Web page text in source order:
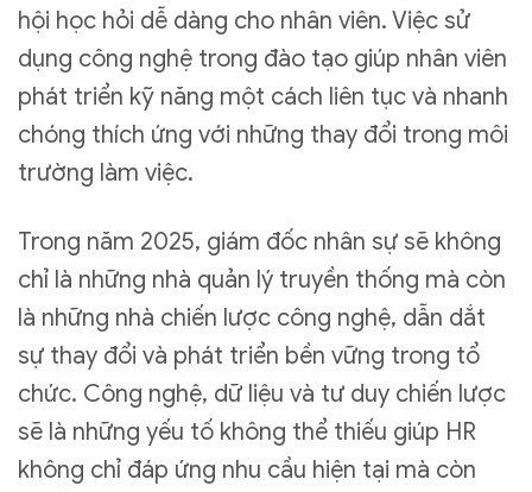
hội học hỏi dễ dàng cho nhân viên. Việc sử
dụng công nghệ trong đào tạo giúp nhân viên
phát triển kỹ năng một cách liên tục và nhanh
chóng thích ứng với những thay đổi trong môi
trường làm việc.
Trong năm 2025, giám đốc nhân sự sẽ không
chỉ là những nhà quản lý truyền thống mà còn
là những nhà chiến lược công nghệ, dẫn dắt
sự thay đổi và phát triển bền vững trong tổ
chức. Công nghệ, dữ liệu và tư duy chiến lược
sẽ là những yếu tố không thể thiếu giúp HR
không chỉ đáp ứng nhu cầu hiện tại mà còn